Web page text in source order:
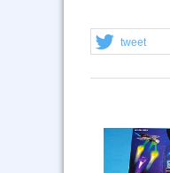
tweet